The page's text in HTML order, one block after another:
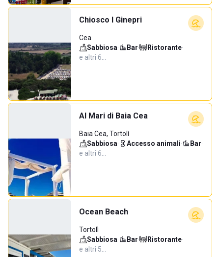
Chiosco I Ginepri
Cea
Sabbiosa· Bar· Ristorante·
e altri 6…
Al Mari di Baia Cea
Baia Cea, Tortolì
Sabbiosa· Accesso animali· Bar·
e altri 6…
Ocean Beach
Tortolì
Sabbiosa· Bar· Ristorante·
e altri 5…